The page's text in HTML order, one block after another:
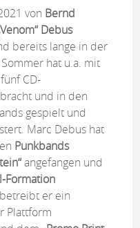
von Bernd
Debus
bereits lange in der
hat u.a. mit
CD-
und in den
gespielt und
Marc Debus hat
Punkbands
angefangen und
Formation
er ein
Plattform